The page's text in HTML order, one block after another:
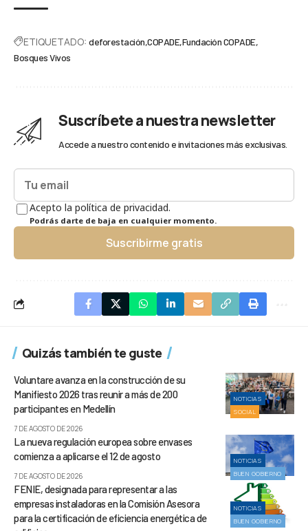
ETIQUETADO: deforestación COPADE Fundación COPADE
Bosques Vivos
Suscríbete a nuestra newsletter
Accede a nuestro contenido e invitaciones más exclusivas.
Acepto la política de privacidad.
Podrás darte de baja en cualquier momento.
Suscribirme gratis
Quizás también te guste
NOTICIAS
SOCIAL
Voluntare avanza en la construcción de su
Manifiesto 2026 tras reunir a más de 200
participantes en Medellín
7 DE AGOSTO DE 2026
NOTICIAS
BUEN GOBIERNO
La nueva regulación europea sobre envases
comienza a aplicarse el 12 de agosto
7 DE AGOSTO DE 2026
NOTICIAS
BUEN GOBIERNO
FENIE, designada para representar a las
empresas instaladoras en la Comisión Asesora
para la certificación de eficiencia energética de